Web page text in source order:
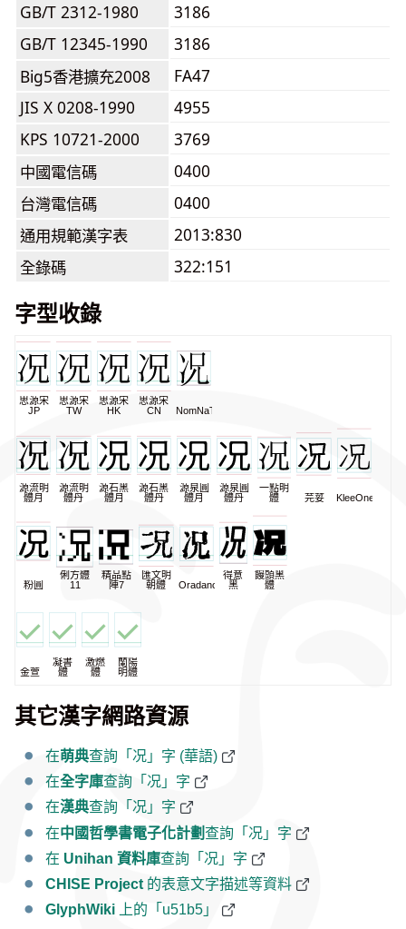
GB/T 2312-1980
3186
GB/T 12345-1990
3186
Big5香港擴充2008
FA47
JIS X 0208-1990
4955
KPS 10721-2000
3769
中國電信碼
0400
台灣電信碼
0400
通用規範漢字表
2013:830
全錄碼
322:151
字型收錄
思源宋
JP
思源宋
TW
思源宋
HK
思源宋
CN
NomNaTong
源流明
體月
源流明
體丹
源石黑
體月
源石黑
體丹
源泉圓
體月
源泉圓
體丹
一點明
體
芫荽 KleeOne
粉圓
俐方體
11
精品點
陣7
匯文明
朝體
Oradano
得意
黑
饅頭黑
體
金萱
凝書
體
激燃
體
蘭陽
明體
其它漢字網路資源
在萌典查詢「况」字 (華語)
在全字庫查詢「况」字
在漢典查詢「况」字
在中國哲學書電子化計劃查詢「况」字
在 Unihan 資料庫查詢「况」字
CHISE Project 的表意文字描述等資料
GlyphWiki 上的「u51b5」